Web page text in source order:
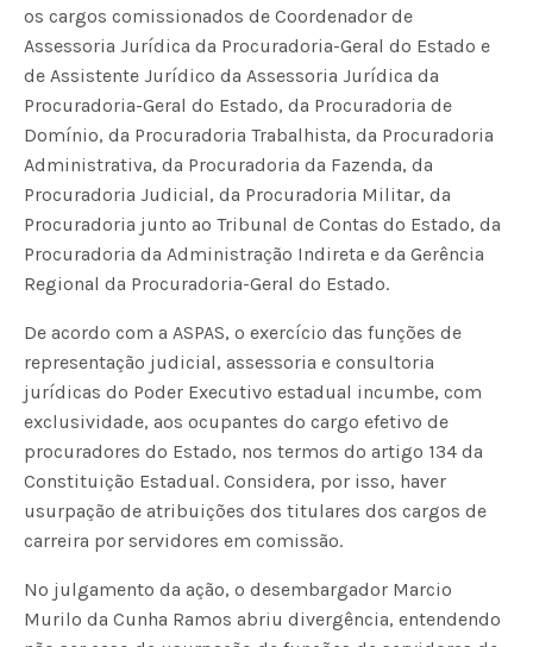
os cargos comissionados de Coordenador de
Assessoria Jurídica da Procuradoria-Geral do Estado e
de Assistente Jurídico da Assessoria Jurídica da
Procuradoria-Geral do Estado, da Procuradoria de
Domínio, da Procuradoria Trabalhista, da Procuradoria
Administrativa, da Procuradoria da Fazenda, da
Procuradoria Judicial, da Procuradoria Militar, da
Procuradoria junto ao Tribunal de Contas do Estado, da
Procuradoria da Administração Indireta e da Gerência
Regional da Procuradoria-Geral do Estado.
De acordo com a ASPAS, o exercício das funções de
representação judicial, assessoria e consultoria
jurídicas do Poder Executivo estadual incumbe, com
exclusividade, aos ocupantes do cargo efetivo de
procuradores do Estado, nos termos do artigo 134 da
Constituição Estadual. Considera, por isso, haver
usurpação de atribuições dos titulares dos cargos de
carreira por servidores em comissão.
No julgamento da ação, o desembargador Marcio
Murilo da Cunha Ramos abriu divergência, entendendo